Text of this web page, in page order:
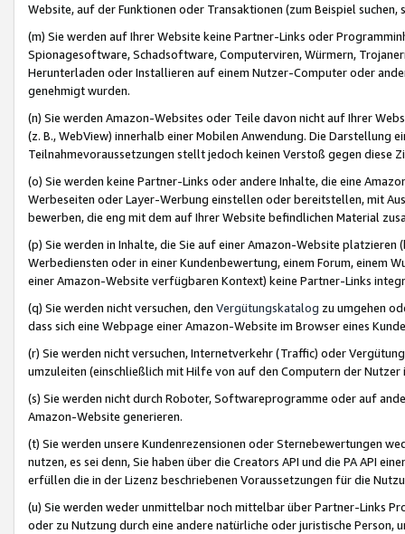
Website, auf der Funktionen oder Transaktionen (zum Beispiel
(m) Sie werden auf Ihrer Website keine Partner-Links oder
Spionagesoftware, Schadsoftware, Computerviren, Würmern,
Herunterladen oder Installieren auf einem Nutzer-Computer oder
genehmigt wurden.
(n) Sie werden Amazon-Websites oder Teile davon nicht auf Ihrer
(z. B., WebView) innerhalb einer Mobilen Anwendung. Die Darstellung
Teilnahmevoraussetzungen stellt jedoch keinen Verstoß gegen diese
(o) Sie werden keine Partner-Links oder andere Inhalte, die eine
Werbeseiten oder Layer-Werbung einstellen oder bereitstellen, mit
bewerben, die eng mit dem auf Ihrer Website befindlichen Material
(p) Sie werden in Inhalte, die Sie auf einer Amazon-Website
Werbediensten oder in einer Kundenbewertung, einem Forum, einem
einer Amazon-Website verfügbaren Kontext) keine Partner-Links
(q) Sie werden nicht versuchen, den Vergütungskatalog zu umgehen
dass sich eine Webpage einer Amazon-Website im Browser eines
(r) Sie werden nicht versuchen, Internetverkehr (Traffic) oder
umzuleiten (einschließlich mit Hilfe von auf den Computern der
(s) Sie werden nicht durch Roboter, Softwareprogramme oder auf
Amazon-Website generieren.
(t) Sie werden unsere Kundenrezensionen oder Sternebewertungen
nutzen, es sei denn, Sie haben über die Creators API und die PA API
erfüllen die in der Lizenz beschriebenen Voraussetzungen für die
(u) Sie werden weder unmittelbar noch mittelbar über Partner-Links
oder zu Nutzung durch eine andere natürliche oder juristische